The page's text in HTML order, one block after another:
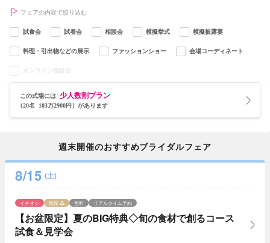
フェアの内容で絞り込む
試食会 試着会 相談会 模擬挙式 模擬披露宴
料理・引出物などの展示 ファッションショー 会場コーディネート
オンライン相談会
この式場には 少人数割プラン
（20名 103万2900円）があります
週末開催のおすすめブライダルフェア
8/15 (土)
【お盆限定】夏のBIG特典◇旬の食材で創るコース
試食＆見学会
イチオシ 残席 無料 リアルタイム予約